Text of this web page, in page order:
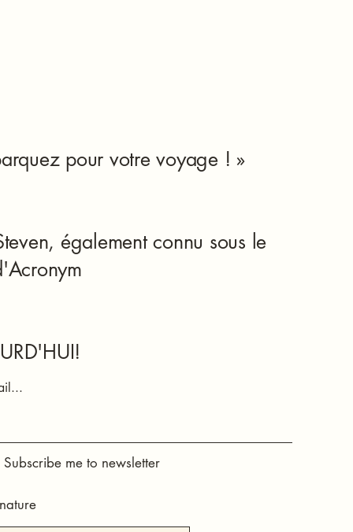
pour votre voyage ! »
également connu sous le
Subscribe me to newsletter